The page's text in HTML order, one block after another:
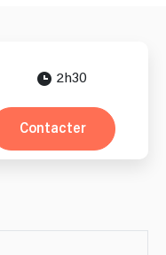
2h30
Contacter